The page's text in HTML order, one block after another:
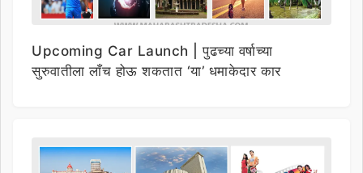
Upcoming Car Launch | पुढच्या वर्षाच्या
सुरुवातीला लाँच होऊ शकतात ‘या’ धमाकेदार कार